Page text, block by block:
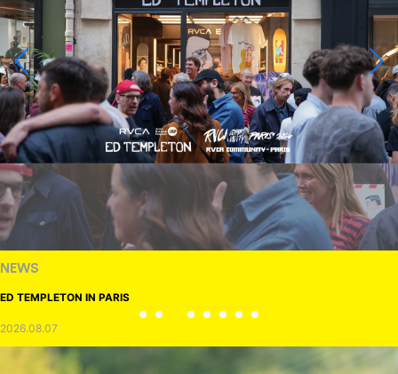
NEWS
ED TEMPLETON IN PARIS
2026.08.07